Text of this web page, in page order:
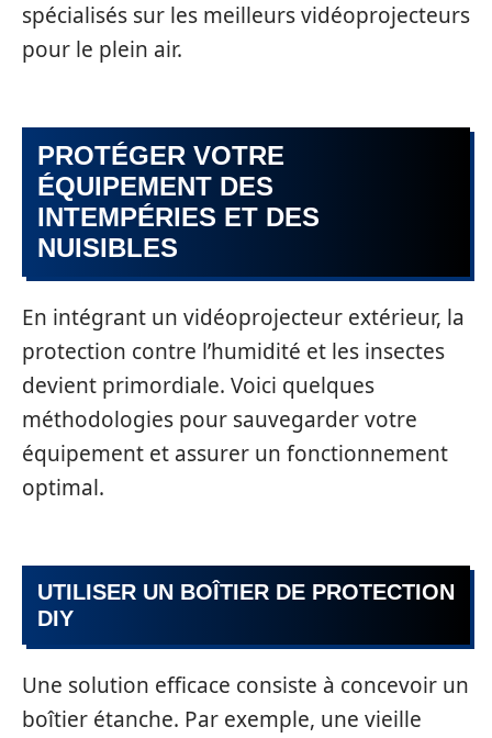
spécialisés sur les meilleurs vidéoprojecteurs
pour le plein air.
PROTÉGER VOTRE
ÉQUIPEMENT DES
INTEMPÉRIES ET DES
NUISIBLES
En intégrant un vidéoprojecteur extérieur, la
protection contre l’humidité et les insectes
devient primordiale. Voici quelques
méthodologies pour sauvegarder votre
équipement et assurer un fonctionnement
optimal.
UTILISER UN BOÎTIER DE PROTECTION
DIY
Une solution efficace consiste à concevoir un
boîtier étanche. Par exemple, une vieille